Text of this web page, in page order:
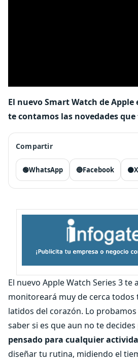
El nuevo Smart Watch de
te contamos las novedades que
Compartir
🟢WhatsApp 🔵Facebook ⚫X
El nuevo Apple Watch Series 3
monitoreará muy de cerca
latidos del corazón. Lo
saber si es que aun no te
pensado para cualquier
diseñar tu rutina, midiendo el